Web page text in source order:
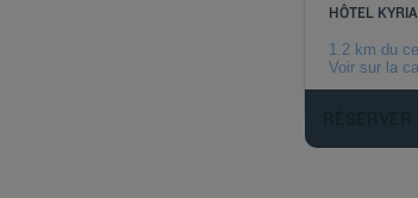
HÔTEL
1.2 km du
Voir sur la